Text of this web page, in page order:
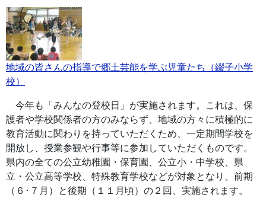
地域の皆さんの指導で郷土芸能を学ぶ児童たち（綴子小学
校）
今年も「みんなの登校日」が実施されます。これは、保
護者や学校関係者の方のみならず、地域の方々に積極的に
教育活動に関わりを持っていただくため、一定期間学校を
開放し、授業参観や行事等に参加していただくものです。
県内の全ての公立幼稚園・保育園、公立小・中学校、県
立・公立高等学校、特殊教育学校などが対象となり、前期
（６･７月）と後期（１１月頃）の２回、実施されます。